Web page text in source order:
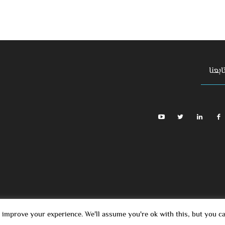
your experience. We'll assume you're ok with this, but you